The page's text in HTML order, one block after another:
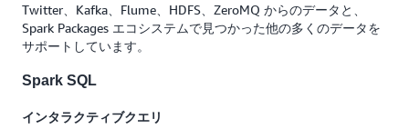
Twitter、Kafka、Flume、HDFS、ZeroMQ からのデータと、
Spark Packages エコシステムで見つかった他の多くのデータを
サポートしています。
Spark SQL
インタラクティブクエリ